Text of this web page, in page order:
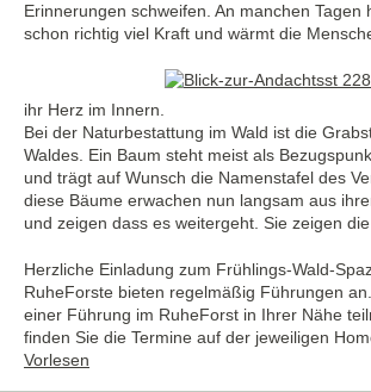
Erinnerungen schweifen. An manchen Tagen
schon richtig viel Kraft und wärmt die
ihr Herz im Innern.
Bei der Naturbestattung im Wald ist die
Waldes. Ein Baum steht meist als
und trägt auf Wunsch die Namenstafel des
diese Bäume erwachen nun langsam aus
und zeigen dass es weitergeht. Sie zeigen
Herzliche Einladung zum Frühlings-Wald-
RuheForste bieten regelmäßig Führungen
einer Führung im RuheForst in Ihrer Nähe
finden Sie die Termine auf der jeweiligen
Vorlesen